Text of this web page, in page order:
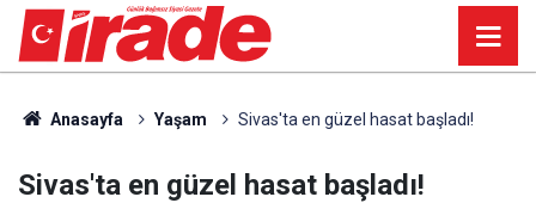
Anasayfa Yaşam Sivas'ta en güzel hasat başladı!
Sivas'ta en güzel hasat başladı!